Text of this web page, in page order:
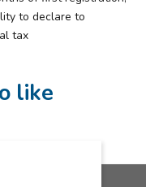
to declare to
tax
like